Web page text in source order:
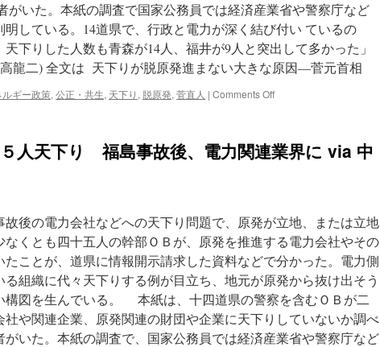
がいた。本紙の調査で国家公務員では経済産業省や警察庁など
明している。14道県で、行政と電力が深く結び付い ているの
下りした人数も青森が14人、福井が9人と突出して多かった」
龍二) 全文は 天下りが脱原発進まない大きな原因―菅元首相
ルギー政策, 公正・共生, 天下り , 脱原発, 菅直人 | Comments Offon
が
ま
な
い
大
き
な
原
因
―
人天下り 福島事故後、電力関連業界に via 中
後の電力会社などへの天下り問題で、原発が立地、または立地
くとも四十五人の幹部ＯＢが、原発を推進する電力会社やその
ことが、道県に情報開示請求した資料などで分かった。電力側
組織に代々天下りする例が目立ち、地元が原発から抜け出そう
構図を生んでいる。 本紙は、十四道県の警察を含むＯＢが二
社や関連企業、原発関連の財団や企業に天下りしていないか調べ
がいた。本紙の調査で、国家公務員では経済産業省や警察庁など